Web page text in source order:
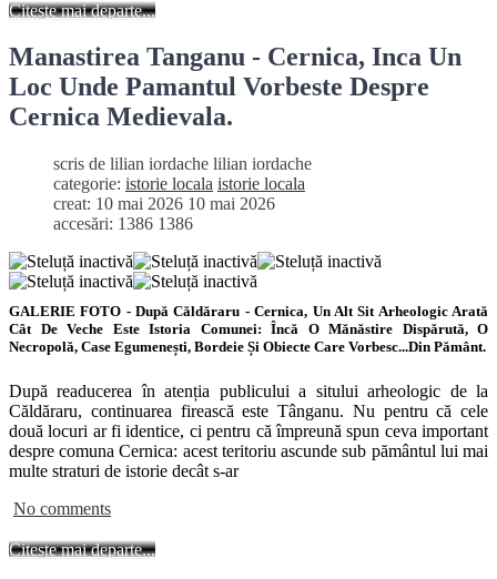
Citește mai departe...
Manastirea Tanganu - Cernica, Inca Un
Loc Unde Pamantul Vorbeste Despre
Cernica Medievala.
scris de lilian iordache lilian iordache
categorie: istorie locala istorie locala
creat: 10 mai 2026 10 mai 2026
accesări: 1386 1386
GALERIE FOTO - După Căldăraru - Cernica, Un Alt Sit Arheologic Arată
Cât De Veche Este Istoria Comunei: Încă O Mănăstire Dispărută, O
Necropolă, Case Egumenești, Bordeie Și Obiecte Care Vorbesc...din Pământ.
După readucerea în atenția publicului a sitului arheologic de la
Căldăraru, continuarea firească este Tânganu. Nu pentru că cele
două locuri ar fi identice, ci pentru că împreună spun ceva important
despre comuna Cernica: acest teritoriu ascunde sub pământul lui mai
multe straturi de istorie decât s-ar
No comments
Citește mai departe...